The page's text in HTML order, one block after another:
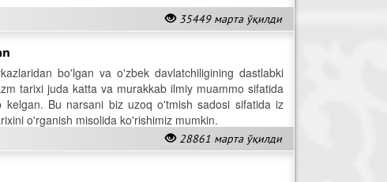
35449 марта ўқилди
28861 марта ўқилди
bo'lgan va o'zbek davlatchiligining dastlabki
tarixi juda katta va murakkab ilmiy muammo sifatida
kelgan. Bu narsani biz uzoq o'tmish sadosi sifatida iz
o'rganish misolida ko'rishimiz mumkin.